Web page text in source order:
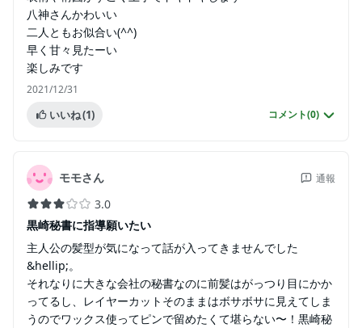
八神さんかわいい
二人ともお似合い(^^)
早く甘々見たーい
楽しみです
2021/12/31
いいね(1) コメント(0)
モモさん 通報
3.0
黒崎秘書に指導願いたい
主人公の髪型が気になって話が入ってきませんでした
&hellip;。
それなりに大きな会社の秘書なのに前髪はがっつり目にかか
ってるし、レイヤーカットそのままはボサボサに見えてしま
うのでワックス使ってピンで留めたくて堪らない〜！黒崎秘